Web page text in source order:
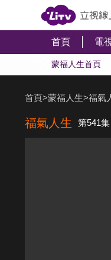
首頁 電
蒙福人生首頁
首頁>蒙福人生>福氣
福氣人生 第541